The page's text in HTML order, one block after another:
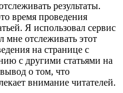
результаты.
время проведения
Я использовал сервис
мне отслеживать этот
на странице с
с другими статьями на
о том, что
внимание читателей.